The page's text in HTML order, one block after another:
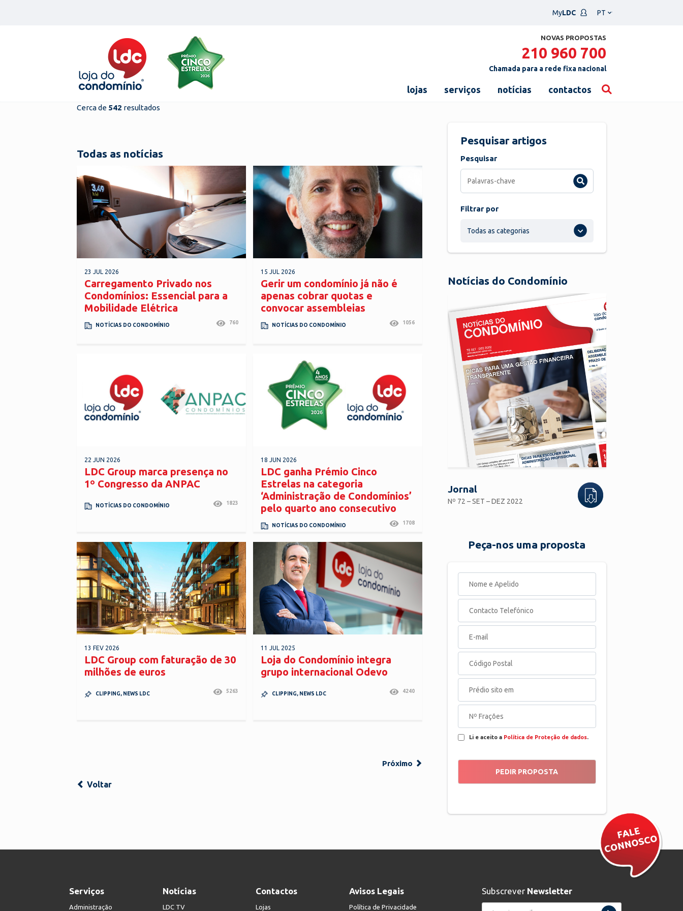
MyLDC
um
NOVAS PROPOSTAS
210 960 700
Chamada para a rede fixa nacional
lojas serviços notícias contactos
Cerca de 542 resultados
Todas as notícias
23 JUL 2026
Carregamento Privado nos
Condomínios: Essencial para a
Mobilidade Elétrica
NOTÍCIAS DO CONDOMÍNIO 760
15 JUL 2026
Gerir um condomínio já não é
apenas cobrar quotas e
convocar assembleias
NOTÍCIAS DO CONDOMÍNIO 1056
22 JUN 2026
LDC Group marca presença no
1º Congresso da ANPAC
NOTÍCIAS DO CONDOMÍNIO 1823
18 JUN 2026
LDC ganha Prémio Cinco
Estrelas na categoria
‘Administração de Condomínios’
pelo quarto ano consecutivo
NOTÍCIAS DO CONDOMÍNIO 1708
13 FEV 2026
LDC Group com faturação de 30
milhões de euros
CLIPPING, NEWS LDC 5263
11 JUL 2025
Loja do Condomínio integra
grupo internacional Odevo
CLIPPING, NEWS LDC 4240
Próximo
Voltar
Pesquisar artigos
Pesquisar
Filtrar por
Todas as categorias
Notícias do Condomínio
Jornal
Nº 72 – SET – DEZ 2022
Peça-nos uma proposta
Li e aceito a Política de Proteção de dados.
Serviços
Administração
Notícias
LDC TV
Contactos
Lojas
Avisos Legais
Política de Privacidade
Subscrever Newsletter